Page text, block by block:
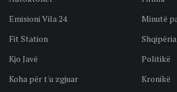
Emisioni Vila 24
Fit Station
Kjo Javë
Koha për t'u zgjuar
Minutë
Shqipëria
Politikë
Kronikë